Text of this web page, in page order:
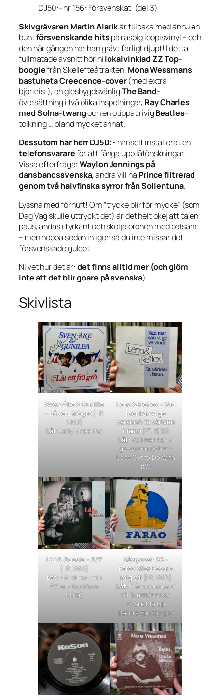
DJ50:- nr 156: Försvenskat! (del 3)
Skivgrävaren Martin Alarikär tillbaka med ännu en
buntförsvenskande hits på raspig loppisvinyl – och
den här gången har han grävt farligt djupt! I detta
fullmatade avsnitt hör nilokalvinklad ZZ Top-
boogiefrån Skellefteåtrakten, Mona Wessmans
bastuheta Creedence-cover(med extra
björkris!), en glesbygdsvänligThe Band-
översättning i två olika inspelningar, Ray Charles
med Solna-twangoch en otippat rivigBeatles-
tolkning … bland mycket annat.
Dessutom har herr DJ50:- himself installerat en
telefonsvarareför att fånga upp låtönskningar.
Vissa efterfrågarWaylon Jennings på
dansbandssvenska, andra vill ha Prince filtrerad
genom två halvfinska syrror från Sollentuna.
Lyssna med förnuft! Om ”trycke blir för mycke” (som
Dag Vag skulle uttryckt det) är det helt okej att ta en
paus, andas i fyrkant och skölja öronen med balsam
– men hoppa sedan in igen så du inte missar det
försvenskade guldet.
Ni vet hur det är:det finns alltid mer (och glöm
inte att det blir goare på svenska)!
Skivlista
Sven-Åke & Gunilla
–Låt ett frö gro[LP,
1980]
Låt:Lady Madonna
Lena & Reflex – Vad
mer kan vi ge
varann?/Ta världen
i famn [7″, 1985]
Låt:Vad mer kan vi
ge varann(What’s
Love Got to Do With
it?)
LiLi & Sussie – S/T
[LP, 1985]
Låt:När du var min
(When You Were
Mine)
Kårspexet 86 –
Farao eller Bevare
mig väl[LP, 1986]
Låt:Från underbarn
till övermänniska
(Wake Me Up
Before You Go-go)